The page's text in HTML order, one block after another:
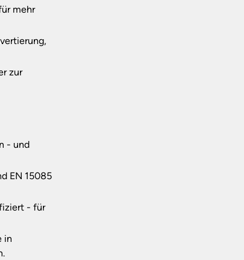
mehr
zur
- und
EN 15085
- für
in